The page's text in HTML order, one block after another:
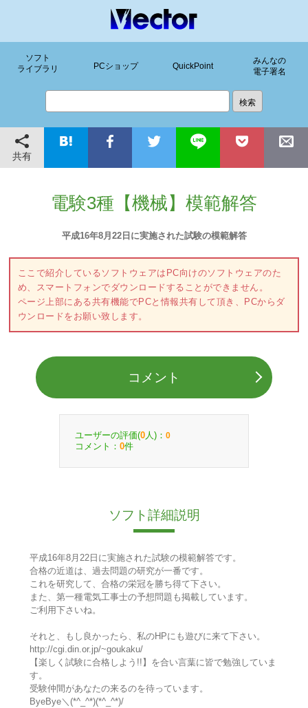
ソフト
ライブラリ
PCショップ QuickPoint
みんなの
電子署名
共有
電験3種【機械】模範解答
平成16年8月22日に実施された試験の模範解答
ここで紹介しているソフトウェアはPC向けのソフトウェアのた
め、スマートフォンでダウンロードすることができません。
ページ上部にある共有機能でPCと情報共有して頂き、PCからダ
ウンロードをお願い致します。
コメント
ユーザーの評価(0 人)： 0
コメント： 0件
ソフト詳細説明
平成16年8月22日に実施された試験の模範解答です。
合格の近道は、過去問題の研究が一番です。
これを研究して、合格の栄冠を勝ち得て下さい。
また、第一種電気工事士の予想問題も掲載しています。
ご利用下さいね。
それと、もし良かったら、私のHPにも遊びに来て下さい。
http://cgi.din.or.jp/~goukaku/
【楽しく試験に合格しよう!!】を合い言葉に皆で勉強していま
す。
受験仲間があなたの来るのを待っています。
ByeBye＼(*^_^*)(*^_^*)/